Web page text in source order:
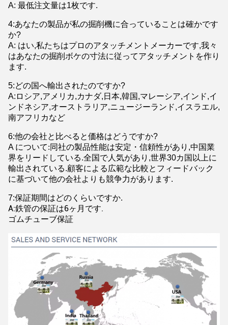
A: 最低注文量は1枚です.
4:あなたの製品が私の掘削機に合っていることは確かです
か?
A: はい,私たちはプロのアタッチメントメーカーです,我々
はあなたの掘削ボケの寸法に従ってアタッチメントを作り
ます.
5:どの国へ輸出されたのですか?
A:ロシア,アメリカ,カナダ,日本,韓国,マレーシア,インド,イ
ンドネシア,オーストラリア,ニュージーランド,イスラエル,
南アフリカなど
6:他の会社と比べると価格はどうですか?
A について:同社の製品性能は安定・信頼性があり,中国業
界をリードしている.全国で人気があり,世界30カ国以上に
輸出されている.顧客による広範な比較とフィードバック
に基づいて他の会社よりも競争力があります.
7:保証期間はどのくらいですか.
A:鉄管の保証は6ヶ月です.
ゴムチューブ保証